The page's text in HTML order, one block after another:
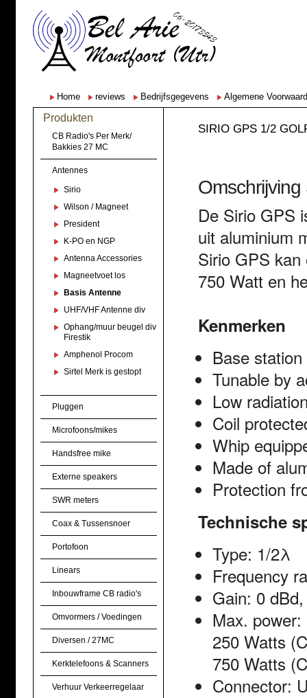
Home reviews Bedrijfsgegevens Algemene
Produkten
CB Radio's Per Merk/
Bakkies 27 MC
Antennes
Sirio
Wilson / Magneet
President
K-PO en NGP
Antenna Accessories
Magneetvoet los
Basis Antenne
UHF/VHF Antenne div
Ophang/muur beugel div
Firestik
Amphenol Procom
Sirtel Merk is gestopt
Pluggen
Microfoons/mikes
Handsfree mike
Externe speakers
SWR meters
Coax & Tussensnoer
Portofoon
Linears
Inbouwframe CB radio's
Omvormers / Voedingen
Diversen / 27MC
Kerktelefoons & Scanners
Verhuur Verkeerregelaar
SIRIO GPS 1/2
De Sirio GPS
uit aluminium
Sirio GPS
750 Watt en
Kenmerken
Base
Tunable by
Low
Coil
Whip
Made of
Protection
Technische
Type: 1/2λ
Frequency
Gain: 0
Max. power:
250 Watts
750 Watts
Connector: